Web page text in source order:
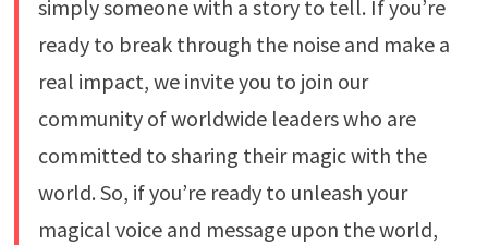
simply someone with a story to tell. If you’re
ready to break through the noise and make a
real impact, we invite you to join our
community of worldwide leaders who are
committed to sharing their magic with the
world. So, if you’re ready to unleash your
magical voice and message upon the world,